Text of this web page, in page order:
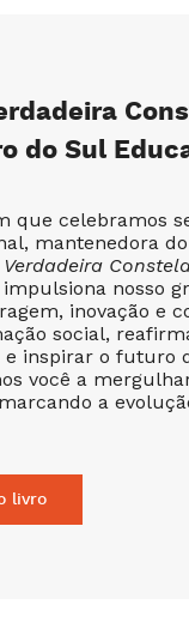
do Sul
que celebramos
mantenedora
Verdadeira
nosso
inovação e
social,
e inspirar o futuro
você a
a
livro